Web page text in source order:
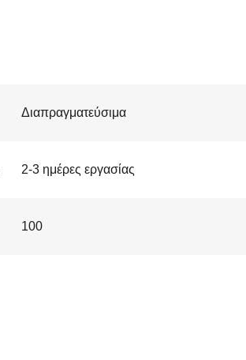
Διαπραγματεύσιμα
2-3 ημέρες εργασίας
100